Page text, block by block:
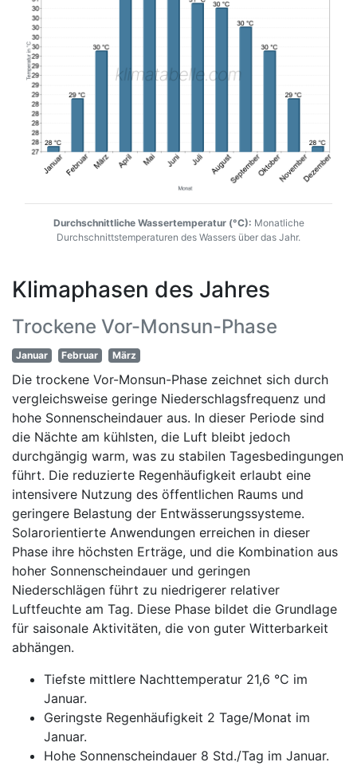
Durchschnittliche Wassertemperatur (°C): Monatliche
Durchschnittstemperaturen des Wassers über das Jahr.
Klimaphasen des Jahres
Trockene Vor-Monsun-Phase
Januar Februar März
Die trockene Vor-Monsun-Phase zeichnet sich durch
vergleichsweise geringe Niederschlagsfrequenz und
hohe Sonnenscheindauer aus. In dieser Periode sind
die Nächte am kühlsten, die Luft bleibt jedoch
durchgängig warm, was zu stabilen Tagesbedingungen
führt. Die reduzierte Regenhäufigkeit erlaubt eine
intensivere Nutzung des öffentlichen Raums und
geringere Belastung der Entwässerungssysteme.
Solarorientierte Anwendungen erreichen in dieser
Phase ihre höchsten Erträge, und die Kombination aus
hoher Sonnenscheindauer und geringen
Niederschlägen führt zu niedrigerer relativer
Luftfeuchte am Tag. Diese Phase bildet die Grundlage
für saisonale Aktivitäten, die von guter Witterbarkeit
abhängen.
Tiefste mittlere Nachttemperatur 21,6 °C im
Januar.
Geringste Regenhäufigkeit 2 Tage/Monat im
Januar.
Hohe Sonnenscheindauer 8 Std./Tag im Januar.